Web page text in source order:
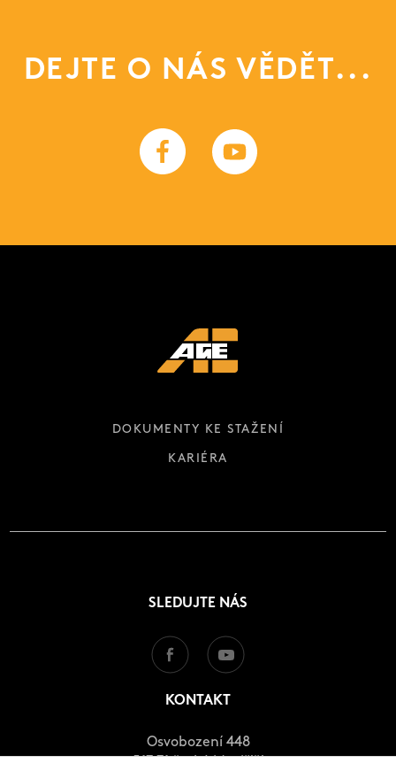
DEJTE O NÁS VĚDĚT...
DOKUMENTY KE STAŽENÍ
KARIÉRA
KONTAKT
Osvobození 448
SLEDUJTE NÁS